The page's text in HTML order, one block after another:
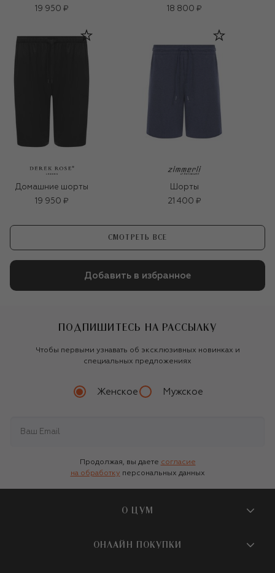
19 950 ₽
18 800 ₽
Домашние шорты
19 950 ₽
Шорты
21 400 ₽
СМОТРЕТЬ ВСЕ
Добавить в избранное
ПОДПИШИТЕСЬ НА РАССЫЛКУ
Чтобы первыми узнавать об эксклюзивных новинках и
специальных предложениях
Женское Мужское
Продолжая, вы даете согласие
на обработку персональных данных
О ЦУМ
О магазине
ОНЛАЙН ПОКУПКИ